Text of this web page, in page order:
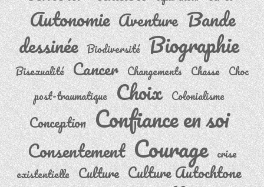
Autonomie Aventure Bande
dessinée Biodiversité Biographie
Bisexualité Cancer Changements Chasse Choc
post-traumatique Choix Colonialisme
Conception Confiance en soi
Consentement Courage crise
existentielle Culture Culture Autochtone